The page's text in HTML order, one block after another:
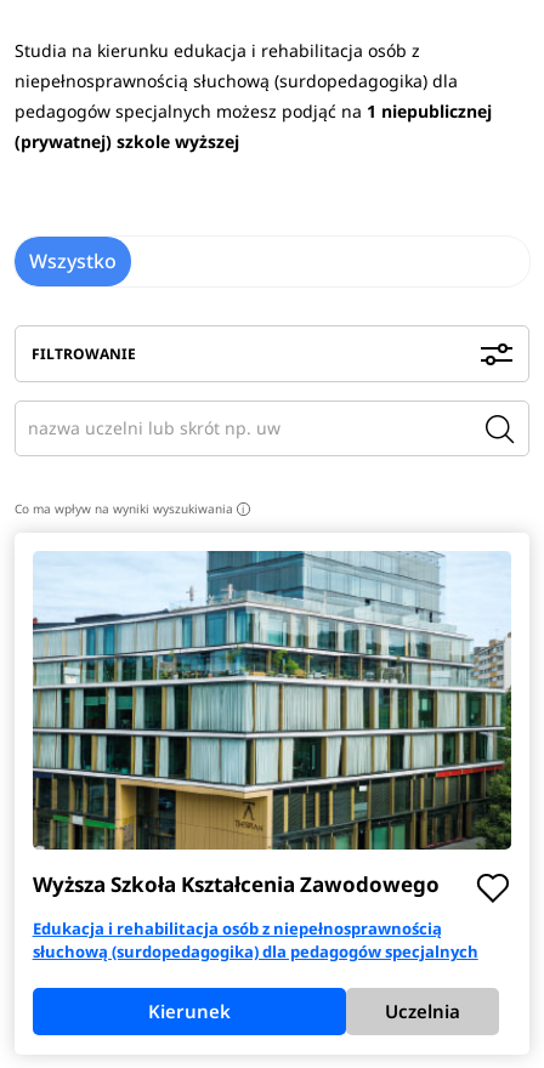
Studia na kierunku edukacja i rehabilitacja osób z
niepełnosprawnością słuchową (surdopedagogika) dla
pedagogów specjalnych możesz podjąć na 1 niepublicznej
(prywatnej) szkole wyższej
Wszystko
FILTROWANIE
Co ma wpływ na wyniki wyszukiwania i
Wyższa Szkoła Kształcenia Zawodowego
Edukacja i rehabilitacja osób z niepełnosprawnością
słuchową (surdopedagogika) dla pedagogów specjalnych
Kierunek Uczelnia